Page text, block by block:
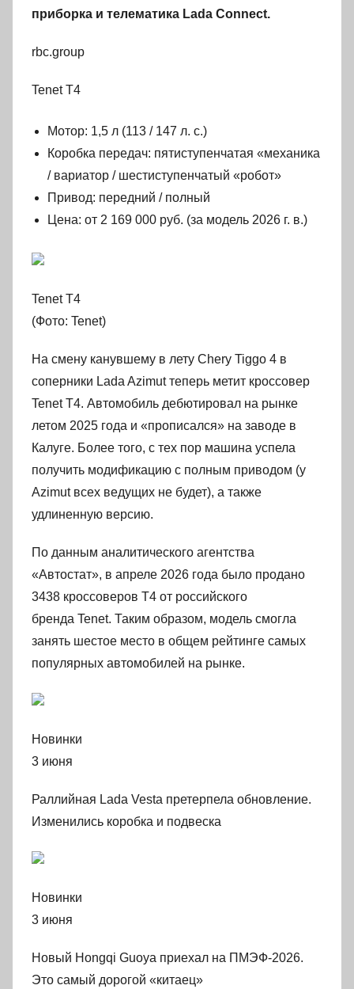
приборка и телематика Lada Connect.
rbc.group
Tenet T4
Мотор: 1,5 л (113 / 147 л. с.)
Коробка передач: пятиступенчатая «механика
/ вариатор / шестиступенчатый «робот»
Привод: передний / полный
Цена: от 2 169 000 руб. (за модель 2026 г. в.)
Tenet T4
(Фото: Tenet)
На смену канувшему в лету Chery Tiggo 4 в
соперники Lada Azimut теперь метит кроссовер
Tenet T4. Автомобиль дебютировал на рынке
летом 2025 года и «прописался» на заводе в
Калуге. Более того, с тех пор машина успела
получить модификацию с полным приводом (у
Azimut всех ведущих не будет), а также
удлиненную версию.
По данным аналитического агентства
«Автостат», в апреле 2026 года было продано
3438 кроссоверов T4 от российского
бренда Tenet. Таким образом, модель смогла
занять шестое место в общем рейтинге самых
популярных автомобилей на рынке.
Новинки
3 июня
Раллийная Lada Vesta претерпела обновление.
Изменились коробка и подвеска
Новинки
3 июня
Новый Hongqi Guoya приехал на ПМЭФ-2026.
Это самый дорогой «китаец»